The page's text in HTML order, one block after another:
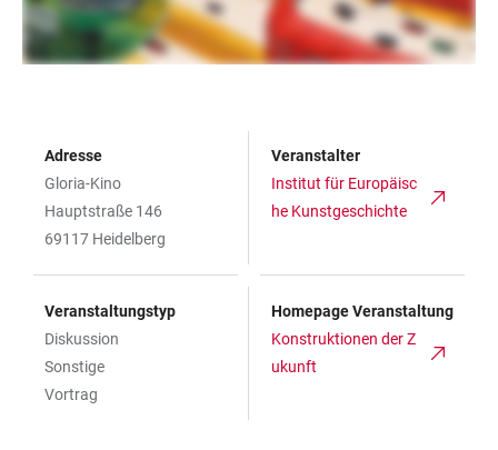
Adresse
Gloria-Kino
Hauptstraße 146
69117 Heidelberg
Veranstalter
Institut für Europäisc
he Kunstgeschichte
Veranstaltungstyp
Diskussion
Sonstige
Vortrag
Homepage Veranstaltung
Konstruktionen der Z
ukunft